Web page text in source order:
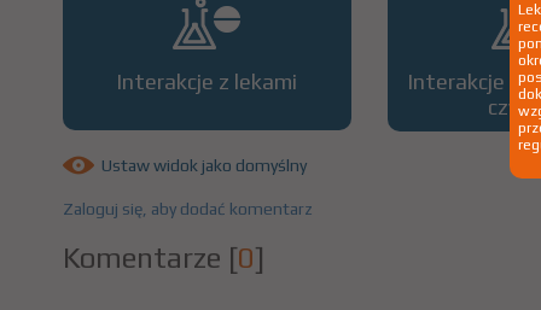
Interakcje z lekami
Interakcje z
Ustaw widok jako domyślny
Zaloguj się, aby dodać komentarz
Komentarze [0]